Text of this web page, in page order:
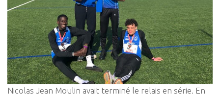
Nicolas Jean Moulin avait terminé le relais en série. En